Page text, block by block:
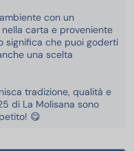
con un
carta e proveniente
significa che puoi goderti
una scelta
tradizione, qualità e
di La Molisana sono
😋